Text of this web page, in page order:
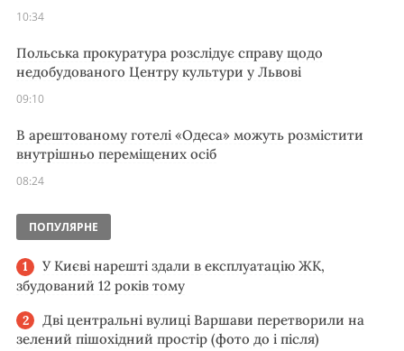
10:34
Польська прокуратура розслідує справу щодо
недобудованого Центру культури у Львові
09:10
В арештованому готелі «Одеса» можуть розмістити
внутрішньо переміщених осіб
08:24
ПОПУЛЯРНЕ
У Києві нарешті здали в експлуатацію ЖК,
збудований 12 років тому
Дві центральні вулиці Варшави перетворили на
зелений пішохідний простір (фото до і після)